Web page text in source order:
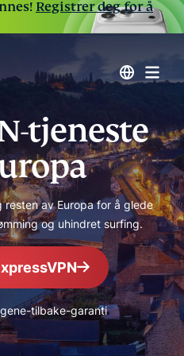
Registrer deg for å
tjeneste
av Europa for å glede
og uhindret surfing.
tilbake-garanti